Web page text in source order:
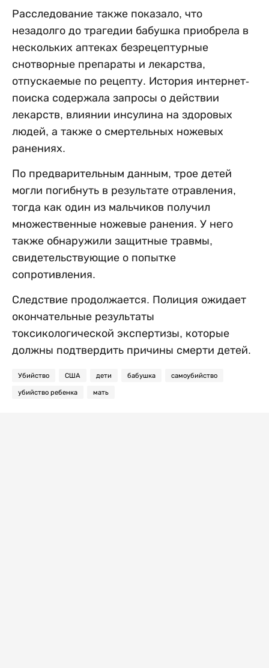
Расследование также показало, что
незадолго до трагедии бабушка приобрела в
нескольких аптеках безрецептурные
снотворные препараты и лекарства,
отпускаемые по рецепту. История интернет-
поиска содержала запросы о действии
лекарств, влиянии инсулина на здоровых
людей, а также о смертельных ножевых
ранениях.
По предварительным данным, трое детей
могли погибнуть в результате отравления,
тогда как один из мальчиков получил
множественные ножевые ранения. У него
также обнаружили защитные травмы,
свидетельствующие о попытке
сопротивления.
Следствие продолжается. Полиция ожидает
окончательные результаты
токсикологической экспертизы, которые
должны подтвердить причины смерти детей.
Убийство США дети бабушка самоубийство
убийство ребенка мать